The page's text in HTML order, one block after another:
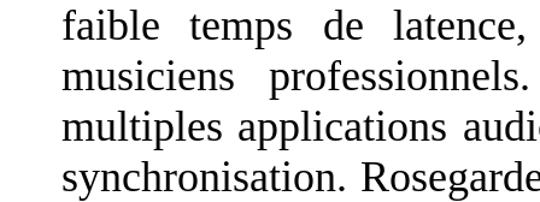
faible temps de
musiciens
multiples applications
synchronisation.